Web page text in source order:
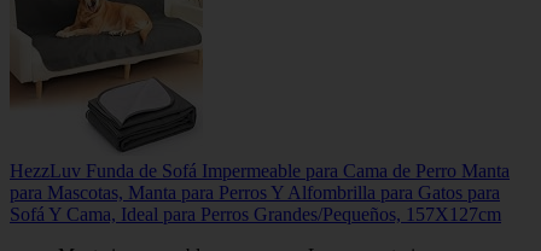
HezzLuv Funda de Sofá Impermeable para Cama de Perro Manta
para Mascotas, Manta para Perros Y Alfombrilla para Gatos para
Sofá Y Cama, Ideal para Perros Grandes/Pequeños, 157X127cm